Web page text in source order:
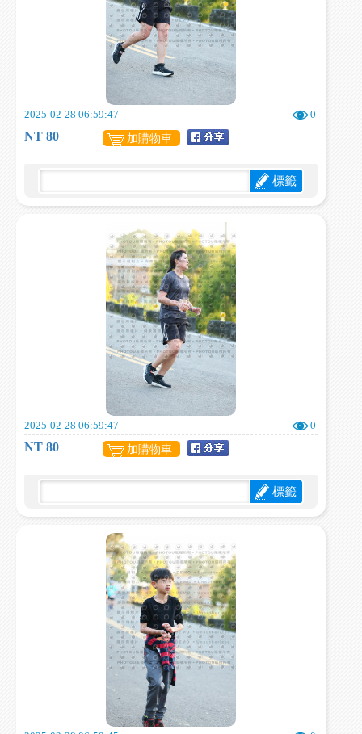
2025-02-28 06:59:47 0
NT 80 加購物車
標籤
2025-02-28 06:59:47 0
NT 80 加購物車
標籤